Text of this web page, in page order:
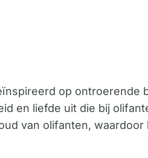
op
en liefde uit die bij
van olifanten,